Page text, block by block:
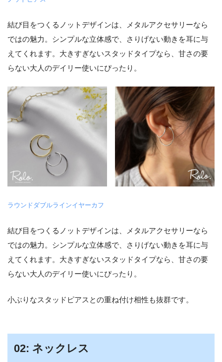
結び目をつくるノットデザインは、メタルアクセサリーなら
ではの魅力。シンプルな立体感で、さりげない動きを耳に与
えてくれます。大きすぎないスタッドタイプなら、甘さの要
らない大人のデイリー使いにぴったり。
ラウンドダブルラインイヤーカフ
結び目をつくるノットデザインは、メタルアクセサリーなら
ではの魅力。シンプルな立体感で、さりげない動きを耳に与
えてくれます。大きすぎないスタッドタイプなら、甘さの要
らない大人のデイリー使いにぴったり。
小ぶりなスタッドピアスとの重ね付け相性も抜群です。
02: ネックレス